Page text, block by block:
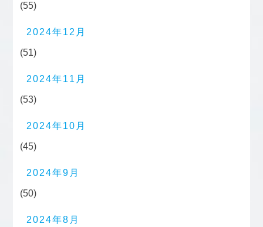
(55)
2024年12月
(51)
2024年11月
(53)
2024年10月
(45)
2024年9月
(50)
2024年8月